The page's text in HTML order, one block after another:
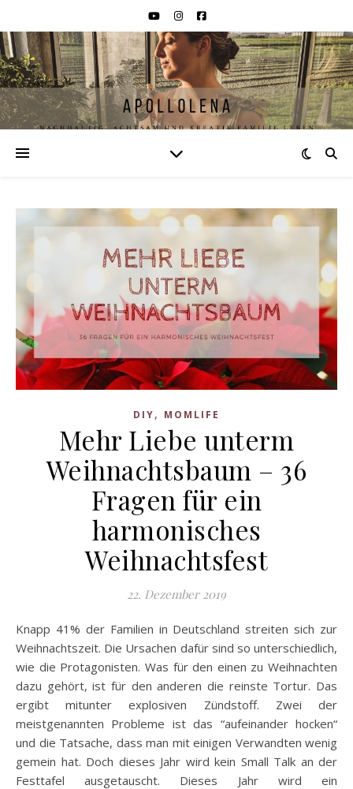
DIY, MOMLIFE
Mehr Liebe unterm
Weihnachtsbaum – 36
Fragen für ein
harmonisches
Weihnachtsfest
22. Dezember 2019
Knapp 41% der Familien in Deutschland streiten sich zur
Weihnachtszeit. Die Ursachen dafür sind so unterschiedlich,
wie die Protagonisten. Was für den einen zu Weihnachten
dazu gehört, ist für den anderen die reinste Tortur. Das
ergibt mitunter explosiven Zündstoff. Zwei der
meistgenannten Probleme ist das “aufeinander hocken“
und die Tatsache, dass man mit einigen Verwandten wenig
gemein hat. Doch dieses Jahr wird kein Small Talk an der
Festtafel ausgetauscht. Dieses Jahr wird ein